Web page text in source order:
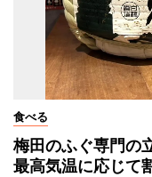
食べる
梅田のふぐ専門の
最高気温に応じて